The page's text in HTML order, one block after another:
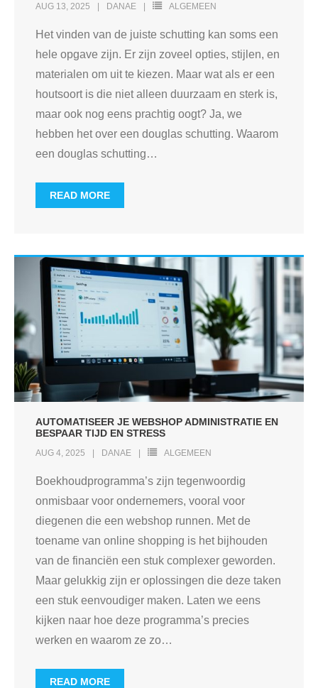
AUG 13, 2025 DANAE ALGEMEEN
Het vinden van de juiste schutting kan soms een
hele opgave zijn. Er zijn zoveel opties, stijlen, en
materialen om uit te kiezen. Maar wat als er een
houtsoort is die niet alleen duurzaam en sterk is,
maar ook nog eens prachtig oogt? Ja, we
hebben het over een douglas schutting. Waarom
een douglas schutting…
READ MORE
AUTOMATISEER JE WEBSHOP ADMINISTRATIE EN
BESPAAR TIJD EN STRESS
AUG 4, 2025 DANAE ALGEMEEN
Boekhoudprogramma’s zijn tegenwoordig
onmisbaar voor ondernemers, vooral voor
diegenen die een webshop runnen. Met de
toename van online shopping is het bijhouden
van de financiën een stuk complexer geworden.
Maar gelukkig zijn er oplossingen die deze taken
een stuk eenvoudiger maken. Laten we eens
kijken naar hoe deze programma’s precies
werken en waarom ze zo…
READ MORE